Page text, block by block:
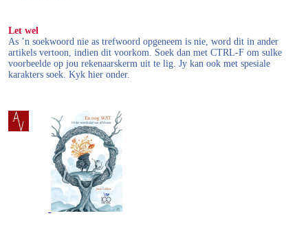
Let wel
As ’n soekwoord nie as trefwoord opgeneem is nie, word dit in ander
artikels vertoon, indien dit voorkom. Soek dan met CTRL-F om sulke
voorbeelde op jou rekenaarskerm uit te lig. Jy kan ook met spesiale
karakters soek. Kyk hier onder.